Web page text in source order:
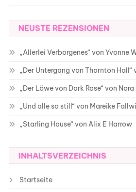
NEUSTE REZENSIONEN
„Allerlei Verborgenes“ von Yvonne
„Der Untergang von Thornton
„Der Löwe von Dark Rose“ von
„Und alle so still“ von Mareike
„Starling House“ von Alix E Harrow
INHALTSVERZEICHNIS
Startseite